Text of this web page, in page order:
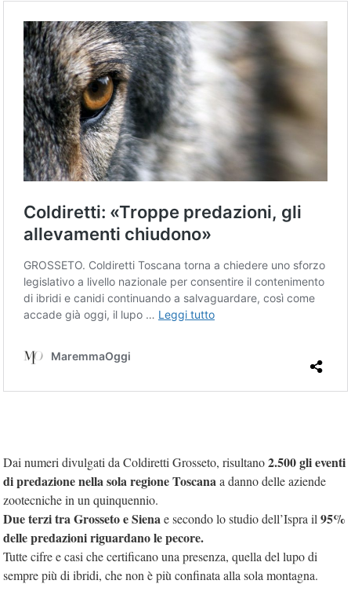
Dai numeri divulgati da Coldiretti Grosseto, risultano2.500 gli eventi
di predazione nella sola regione Toscanaa danno delle aziende
zootecniche in un quinquennio.
Due terzi tra Grosseto e Sienae secondo lo studio dell’Ispra il 95%
delle predazioni riguardano le pecore.
Tutte cifre e casi che certificano una presenza, quella del lupo di
sempre più di ibridi, che non è più confinata alla sola montagna.